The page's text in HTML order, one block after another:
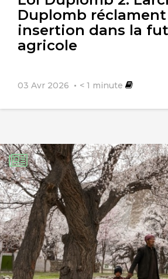
Duplomb réclament
insertion dans la
agricole
03 Avr 2026 < 1 minute